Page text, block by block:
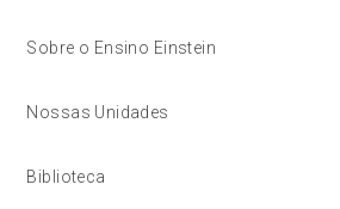
Sobre o Ensino Einstein
Nossas Unidades
Biblioteca